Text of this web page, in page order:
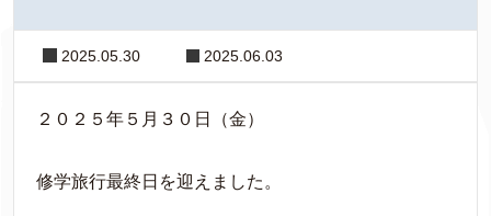
2025.05.30 2025.06.03
２０２５年５月３０日（金）
修学旅行最終日を迎えました。